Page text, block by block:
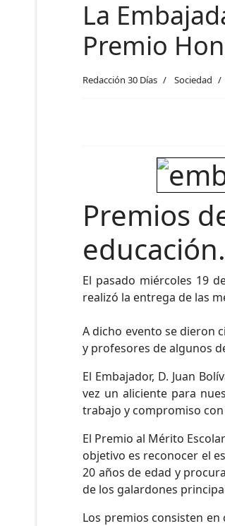
La
Premio
Redacción 30 Días Sociedad
Premios
educación.
El pasado miércoles 19
realizó la entrega de las
A dicho evento se dieron
y profesores de algunos
El Embajador, D. Juan
vez un aliciente para
trabajo y compromiso
El Premio al Mérito
objetivo es reconocer el
20 años de edad y
de los galardones
Los premios consisten